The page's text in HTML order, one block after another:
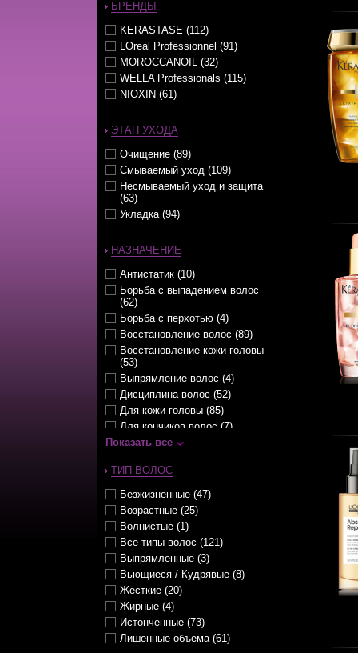
Молочко (15)
Муссы (16)
Наборы (6)
Несмываемые уходы (62)
Оттеночные уходы (6)
Паста (8)
Пилинг (1)
Смываемые уходы (65)
Спрей (44)
Тонирующие средства (10)
Укладка / Стайлинг (123)
Эликсиры (4)
БРЕНДЫ
KERASTASE (112)
LOreal Professionnel (91)
MOROCCANOIL (32)
WELLA Professionals (115)
NIOXIN (61)
ЭТАП УХОДА
Очищение (89)
Смываемый уход (109)
Несмываемый уход и защита
(63)
Укладка (94)
НАЗНАЧЕНИЕ
Антистатик (10)
Борьба с выпадением волос
(62)
Борьба с перхотью (4)
Восстановление волос (89)
Восстановление кожи головы
(53)
Выпрямление волос (4)
Дисциплина волос (52)
Для кожи головы (85)
Для кончиков волос (7)
Для мужчин (24)
Защита цвета окрашенных
Оттеночный уход (6)
Очищение волос (32)
Питание волос (87)
Придание объема (41)
Разглаживание волос (75)
Солнцезащитные уходы (6)
Стимуляция роста волос (24)
Термозащита волос (33)
Тонирование (4)
Увеличение густоты волос (21)
Показать все
ТИП ВОЛОС
Безжизненные (47)
Возрастные (25)
Волнистые (1)
Все типы волос (121)
Выпрямленные (3)
Вьющиеся / Кудрявые (8)
Жесткие (20)
Жирные (4)
Истонченные (73)
Лишенные объема (61)